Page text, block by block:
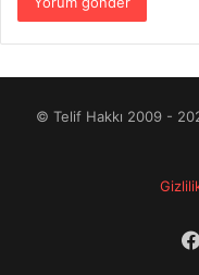
© Telif Hakkı 2009 -